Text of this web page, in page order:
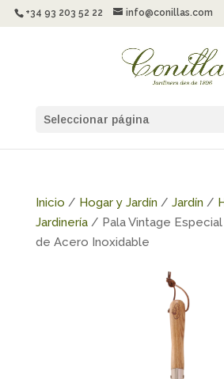
+34 93 203 52 22 info@conillas.com
Seleccionar página
Inicio / Hogar y Jardín / Jardín /
Jardinería/ Pala Vintage
de Acero Inoxidable